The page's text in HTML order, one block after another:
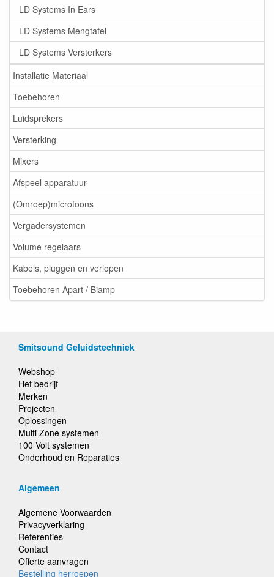
LD Systems In Ears
LD Systems Mengtafel
LD Systems Versterkers
Installatie Materiaal
Toebehoren
Luidsprekers
Versterking
Mixers
Afspeel apparatuur
(Omroep)microfoons
Vergadersystemen
Volume regelaars
Kabels, pluggen en verlopen
Toebehoren Apart / Biamp
Smitsound Geluidstechniek
Webshop
Het bedrijf
Merken
Projecten
Oplossingen
Multi Zone systemen
100 Volt systemen
Onderhoud en Reparaties
Algemeen
Algemene Voorwaarden
Privacyverklaring
Referenties
Contact
Offerte aanvragen
Bestelling herroepen